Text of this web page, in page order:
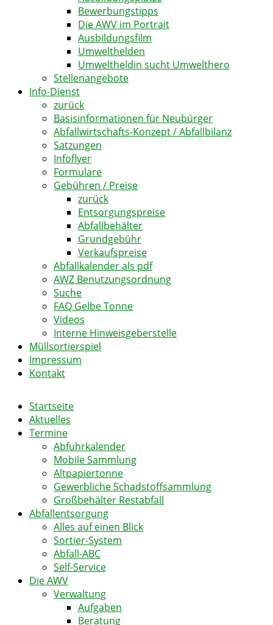
Bewerbungstipps
Die AWV im Portrait
Ausbildungsfilm
Umwelthelden
Umweltheldin sucht Umwelthero
Stellenangebote
Info-Dienst
zurück
Basisinformationen für Neubürger
Abfallwirtschafts-Konzept / Abfallbilanz
Satzungen
Infoflyer
Formulare
Gebühren / Preise
zurück
Entsorgungspreise
Abfallbehälter
Grundgebühr
Verkaufspreise
Abfallkalender als pdf
AWZ Benutzungsordnung
Suche
FAQ Gelbe Tonne
Videos
Interne Hinweisgeberstelle
Müllsortierspiel
Impressum
Kontakt
Startseite
Aktuelles
Termine
Abfuhrkalender
Mobile Sammlung
Altpapiertonne
Gewerbliche Schadstoffsammlung
Großbehälter Restabfall
Abfallentsorgung
Alles auf einen Blick
Sortier-System
Abfall-ABC
Self-Service
Die AWV
Verwaltung
Aufgaben
Beratung